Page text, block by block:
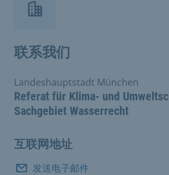
联系我们
Referat für Klima- und
Sachgebiet Wasserrecht
Landeshauptstadt München
互联网地址
发送电子邮件